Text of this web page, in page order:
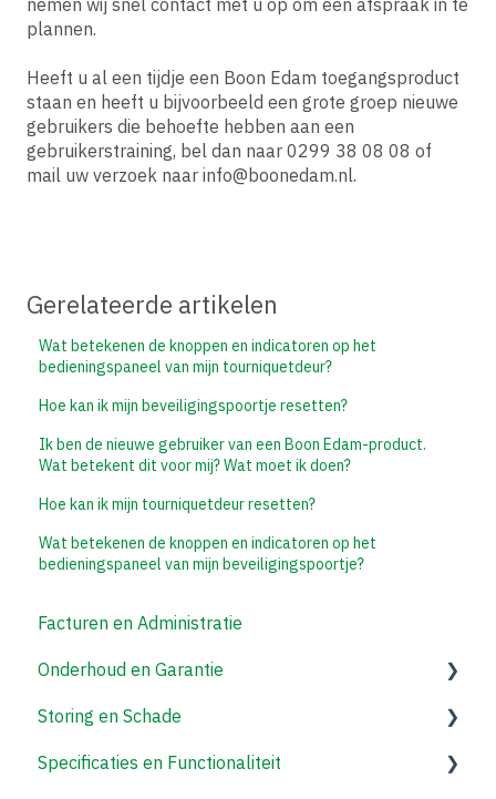
nemen wij snel contact met u op om een afspraak in te
plannen.
Heeft u al een tijdje een Boon Edam toegangsproduct
staan en heeft u bijvoorbeeld een grote groep nieuwe
gebruikers die behoefte hebben aan een
gebruikerstraining, bel dan naar 0299 38 08 08 of
mail uw verzoek naar info@boonedam.nl.
Gerelateerde artikelen
Wat betekenen de knoppen en indicatoren op het
bedieningspaneel van mijn tourniquetdeur?
Hoe kan ik mijn beveiligingspoortje resetten?
Ik ben de nieuwe gebruiker van een Boon Edam-product.
Wat betekent dit voor mij? Wat moet ik doen?
Hoe kan ik mijn tourniquetdeur resetten?
Wat betekenen de knoppen en indicatoren op het
bedieningspaneel van mijn beveiligingspoortje?
Facturen en Administratie
Onderhoud en Garantie
Tourniquetdeuren/Draaideuren
Storing en Schade
Beveiligingspoortjes
Specificaties en Functionaliteit